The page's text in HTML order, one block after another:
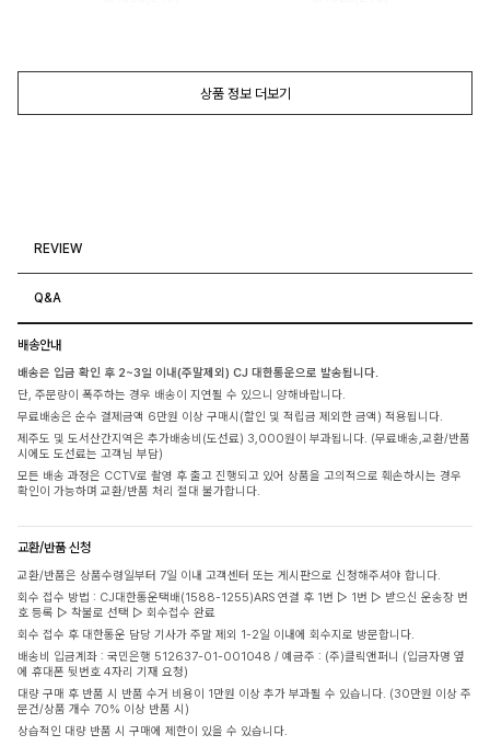
상품 정보 더보기
REVIEW
Q&A
배송안내
배송은 입금 확인 후 2~3일 이내(주말제외) CJ 대한통운으로 발송됩니다.
단, 주문량이 폭주하는 경우 배송이 지연될 수 있으니 양해바랍니다.
무료배송은 순수 결제금액 6만원 이상 구매시(할인 및 적립금 제외한 금액) 적용됩니다.
제주도 및 도서산간지역은 추가배송비(도선료) 3,000원이 부과됩니다. (무료배송,교환/반품
시에도 도선료는 고객님 부담)
모든 배송 과정은 CCTV로 촬영 후 출고 진행되고 있어 상품을 고의적으로 훼손하시는 경우
확인이 가능하며 교환/반품 처리 절대 불가합니다.
교환/반품 신청
교환/반품은 상품수령일부터 7일 이내 고객센터 또는 게시판으로 신청해주셔야 합니다.
회수 접수 방법 : CJ대한통운택배(1588-1255)ARS 연결 후 1번 ▷ 1번 ▷ 받으신 운송장 번
호 등록 ▷ 착불로 선택 ▷ 회수접수 완료
회수 접수 후 대한통운 담당 기사가 주말 제외 1-2일 이내에 회수지로 방문합니다.
배송비 입금계좌 : 국민은행 512637-01-001048 / 예금주 : (주)클릭앤퍼니 (입금자명 옆
에 휴대폰 뒷번호 4자리 기재 요청)
대량 구매 후 반품 시 반품 수거 비용이 1만원 이상 추가 부과될 수 있습니다. (30만원 이상 주
문건/상품 개수 70% 이상 반품 시)
상습적인 대량 반품 시 구매에 제한이 있을 수 있습니다.